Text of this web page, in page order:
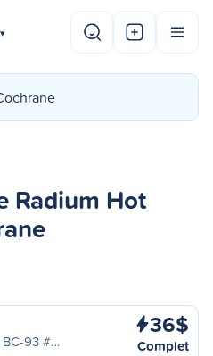
▾
Radium Hot
93 #…
36$
Complet